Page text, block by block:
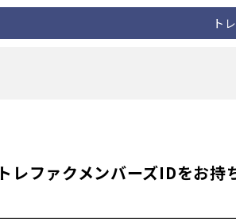
ト
トレファクメンバーズIDをお持